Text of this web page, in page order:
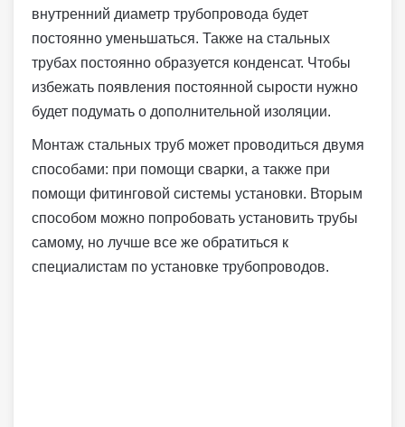
внутренний диаметр трубопровода будет
постоянно уменьшаться. Также на стальных
трубах постоянно образуется конденсат. Чтобы
избежать появления постоянной сырости нужно
будет подумать о дополнительной изоляции.
Монтаж стальных труб может проводиться двумя
способами: при помощи сварки, а также при
помощи фитинговой системы установки. Вторым
способом можно попробовать установить трубы
самому, но лучше все же обратиться к
специалистам по установке трубопроводов.